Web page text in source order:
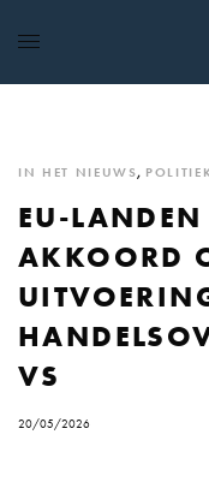
IN HET NIEUWS,
EU-LANDEN
AKKOORD
VS
20/05/2026